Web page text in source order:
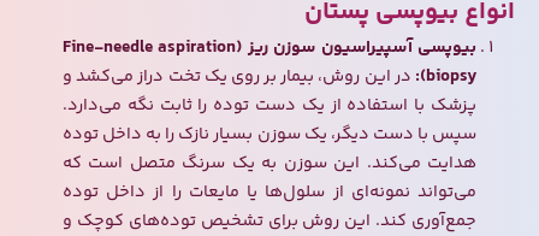
انواع بیوپسی پستان
بیوپسی آسپیراسیون سوزن ریز (Fine-needle aspiration
biopsy): در این روش، بیمار بر روی یک تخت دراز می‌کشد و
پزشک با استفاده از یک دست توده را ثابت نگه می‌دارد.
سپس با دست دیگر، یک سوزن بسیار نازک را به داخل توده
هدایت می‌کند. این سوزن به یک سرنگ متصل است که
می‌تواند نمونه‌ای از سلول‌ها یا مایعات را از داخل توده
جمع‌آوری کند. این روش برای تشخیص توده‌های کوچک و